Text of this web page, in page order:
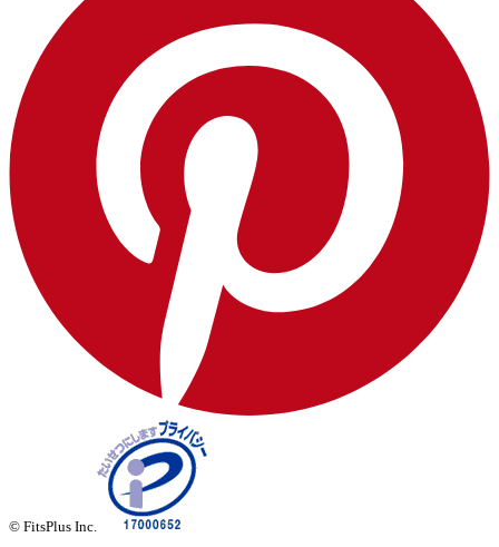
© FitsPlus Inc.